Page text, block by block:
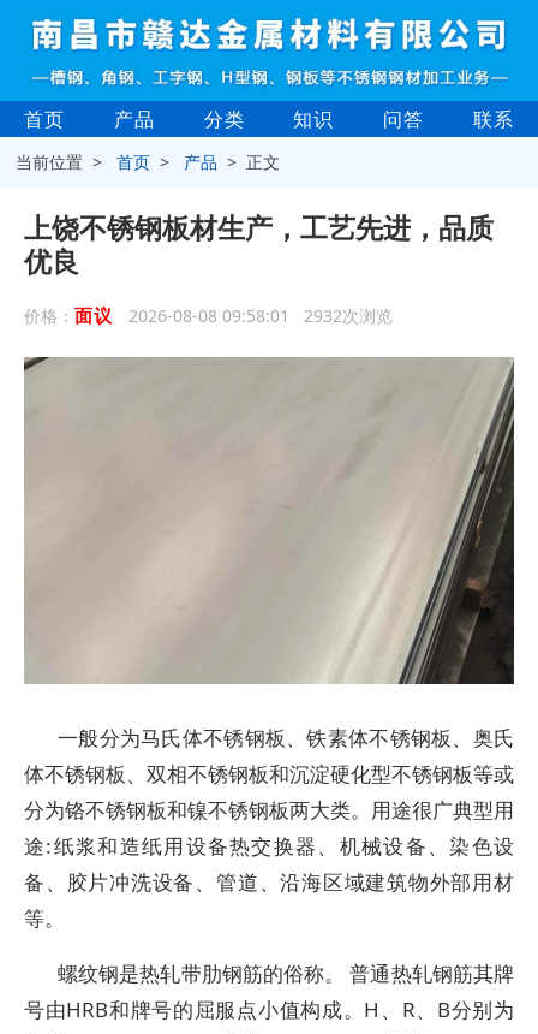
首页 产品 分类 知识 问答 联系
当前位置 >首页 > 产品 > 正文
上饶不锈钢板材生产，工艺先进，品质
优良
价格： 面议 2026-08-08 09:58:01 2932次浏览
一般分为马氏体不锈钢板、铁素体不锈钢板、奥氏
体不锈钢板、双相不锈钢板和沉淀硬化型不锈钢板等或
分为铬不锈钢板和镍不锈钢板两大类。用途很广典型用
途:纸浆和造纸用设备热交换器、机械设备、染色设
备、胶片冲洗设备、管道、沿海区域建筑物外部用材
等。
螺纹钢是热轧带肋钢筋的俗称。 普通热轧钢筋其牌
号由HRB和牌号的屈服点小值构成。H、R、B分别为